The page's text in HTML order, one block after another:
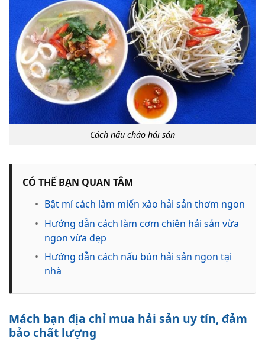
Cách nấu cháo hải sản
CÓ THỂ BẠN QUAN TÂM
• Bật mí cách làm miến xào hải sản thơm ngon
• Hướng dẫn cách làm cơm chiên hải sản vừa
ngon vừa đẹp
• Hướng dẫn cách nấu bún hải sản ngon tại
nhà
Mách bạn địa chỉ mua hải sản uy tín, đảm
bảo chất lượng